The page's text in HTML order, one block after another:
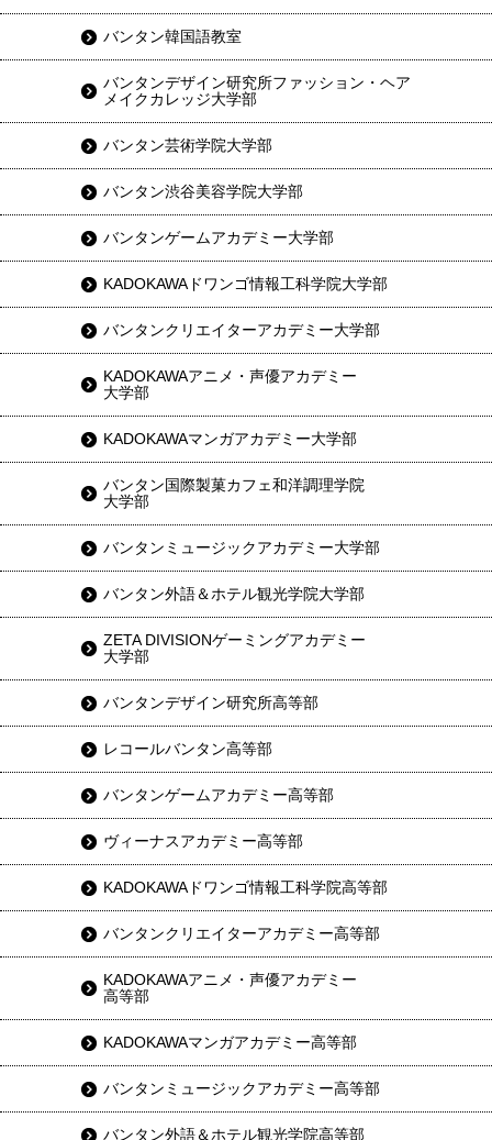
バンタン韓国語教室
バンタンデザイン研究所ファッション・ヘア
メイクカレッジ大学部
バンタン芸術学院大学部
バンタン渋谷美容学院大学部
バンタンゲームアカデミー大学部
KADOKAWAドワンゴ情報工科学院大学部
バンタンクリエイターアカデミー大学部
KADOKAWAアニメ・声優アカデミー
大学部
KADOKAWAマンガアカデミー大学部
バンタン国際製菓カフェ和洋調理学院
大学部
バンタンミュージックアカデミー大学部
バンタン外語＆ホテル観光学院大学部
ZETA DIVISIONゲーミングアカデミー
大学部
バンタンデザイン研究所高等部
レコールバンタン高等部
バンタンゲームアカデミー高等部
ヴィーナスアカデミー高等部
KADOKAWAドワンゴ情報工科学院高等部
バンタンクリエイターアカデミー高等部
KADOKAWAアニメ・声優アカデミー
高等部
KADOKAWAマンガアカデミー高等部
バンタンミュージックアカデミー高等部
バンタン外語＆ホテル観光学院高等部